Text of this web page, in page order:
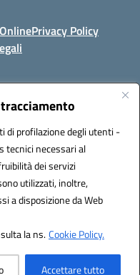
di profilazione degli utenti -
tecnici necessari al
dei servizi
utilizzati, inoltre,
a disposizione da Web
la ns.Cookie Policy.
Accettare tutto
Privacy Policy
Solution S.r.l.
Italia